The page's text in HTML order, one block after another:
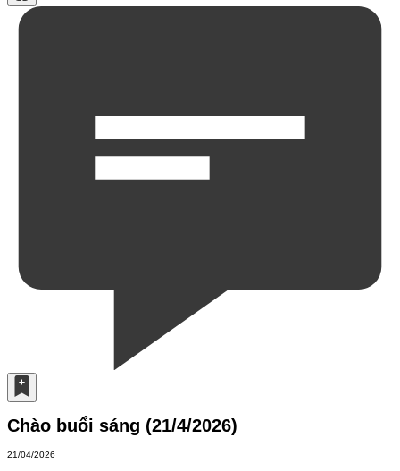
Chào buổi sáng (21/4/2026)
21/04/2026